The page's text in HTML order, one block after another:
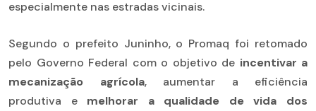
especialmente nas estradas vicinais.
Segundo o prefeito Juninho, o Promaq foi retomado
pelo Governo Federal com o objetivo de incentivar a
mecanização agrícola, aumentar a eficiência
produtiva e melhorar a qualidade de vida dos